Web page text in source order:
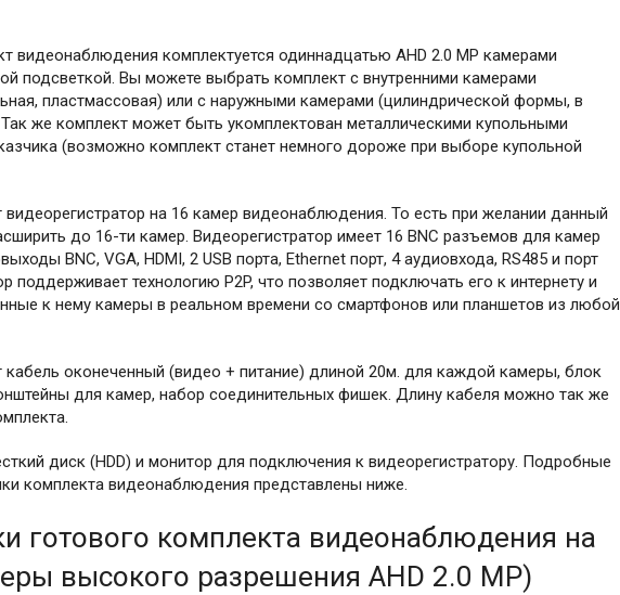
видеонаблюдения комплектуется одиннадцатью AHD 2.0 MP камерами
подсветкой. Вы можете выбрать комплект с внутренними камерами
пластмассовая) или с наружными камерами (цилиндрической формы, в
же комплект может быть укомплектован металлическими купольными
(возможно комплект станет немного дороже при выборе купольной
на 16 камер видеонаблюдения. То есть при желании данный
до 16-ти камер. Видеорегистратор имеет 16 BNC разъемов для камер
BNC, VGA, HDMI, 2 USB порта, Ethernet порт, 4 аудиовхода, RS485 и порт
поддерживает технологию P2P, что позволяет подключать его к интернету и
к нему камеры в реальном времени со смартфонов или планшетов из любой
кабель оконеченный (видео + питание) длиной 20м. для каждой камеры, блок
для камер, набор соединительных фишек. Длину кабеля можно так же
диск (HDD) и монитор для подключения к видеорегистратору. Подробные
комплекта видеонаблюдения представлены ниже.
готового комплекта видеонаблюдения на
высокого разрешения AHD 2.0 MP)